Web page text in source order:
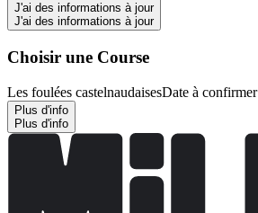
J'ai des informations à jour
J'ai des informations à jour
Choisir une Course
Les foulées castelnaudaisesDate à confirmer
Plus d'info
Plus d'info